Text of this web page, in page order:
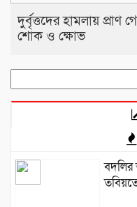
দুর্বৃত্তদের হামলায় প্রাণ
শোক ও ক্ষোভ
for:
বদলির